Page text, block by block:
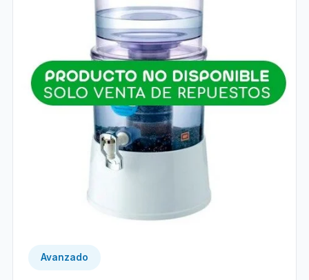
Avanzado